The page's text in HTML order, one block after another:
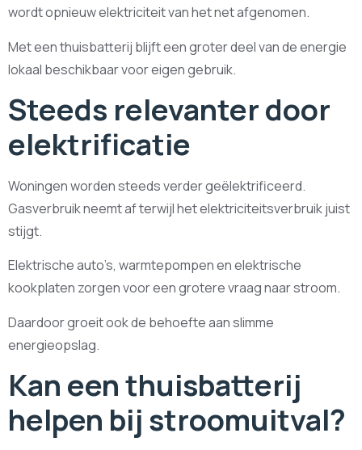
wordt opnieuw elektriciteit van het net afgenomen.
Met een thuisbatterij blijft een groter deel van de energie
lokaal beschikbaar voor eigen gebruik.
Steeds relevanter door
elektrificatie
Woningen worden steeds verder geëlektrificeerd.
Gasverbruik neemt af terwijl het elektriciteitsverbruik juist
stijgt.
Elektrische auto’s, warmtepompen en elektrische
kookplaten zorgen voor een grotere vraag naar stroom.
Daardoor groeit ook de behoefte aan slimme
energieopslag.
Kan een thuisbatterij
helpen bij stroomuitval?